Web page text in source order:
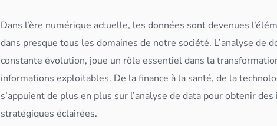
Dans l’ère numérique actuelle, lesdonnées sont devenues
dans presque tous les domaines de notre société. L’analyse de
constante évolution, joue un rôle essentiel dans la
informations exploitables. De la finance à la santé, de la
s’appuient de plus en plus sur l’analyse de data pour obtenir
stratégiques éclairées.